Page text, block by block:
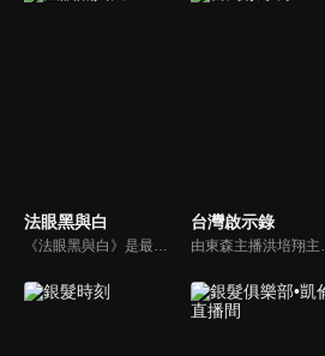
法眼黑與白 台灣啟示錄